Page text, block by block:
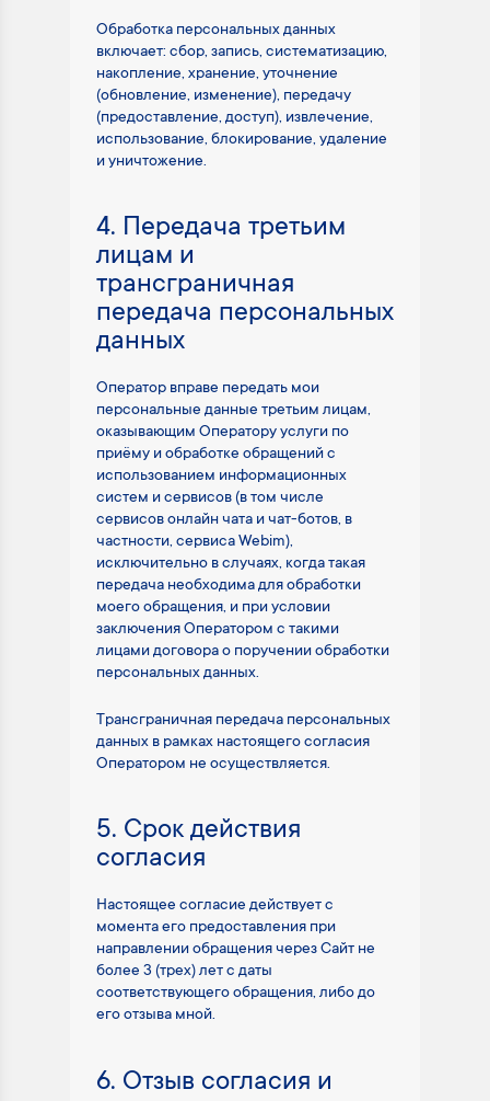
Обработка персональных данных
включает: сбор, запись, систематизацию,
накопление, хранение, уточнение
(обновление, изменение), передачу
(предоставление, доступ), извлечение,
использование, блокирование, удаление
и уничтожение.
4. Передача третьим
лицам и
трансграничная
передача персональных
данных
Оператор вправе передать мои
персональные данные третьим лицам,
оказывающим Оператору услуги по
приёму и обработке обращений с
использованием информационных
систем и сервисов (в том числе
сервисов онлайн чата и чат-ботов, в
частности, сервиса Webim),
исключительно в случаях, когда такая
передача необходима для обработки
моего обращения, и при условии
заключения Оператором с такими
лицами договора о поручении обработки
персональных данных.
Трансграничная передача персональных
данных в рамках настоящего согласия
Оператором не осуществляется.
5. Срок действия
согласия
Настоящее согласие действует с
момента его предоставления при
направлении обращения через Сайт не
более 3 (трех) лет с даты
соответствующего обращения, либо до
его отзыва мной.
6. Отзыв согласия и